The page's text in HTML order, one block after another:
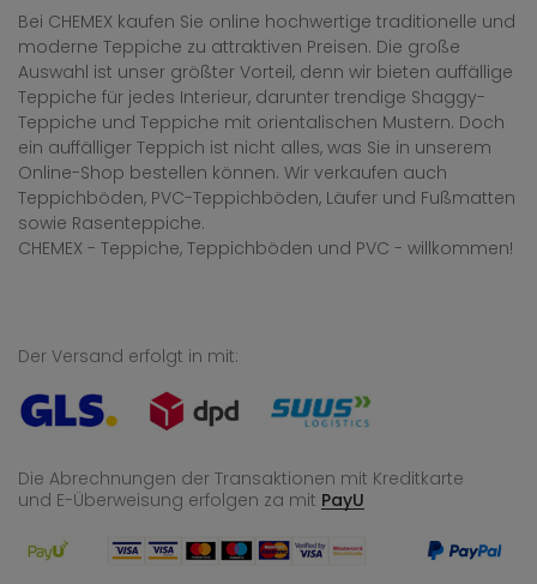
Bei CHEMEX kaufen Sie online hochwertige traditionelle und
moderne Teppiche zu attraktiven Preisen. Die große
Auswahl ist unser größter Vorteil, denn wir bieten auffällige
Teppiche für jedes Interieur, darunter trendige Shaggy-
Teppiche und Teppiche mit orientalischen Mustern. Doch
ein auffälliger Teppich ist nicht alles, was Sie in unserem
Online-Shop bestellen können. Wir verkaufen auch
Teppichböden, PVC-Teppichböden, Läufer und Fußmatten
sowie Rasenteppiche.
CHEMEX - Teppiche, Teppichböden und PVC - willkommen!
Der Versand erfolgt in mit:
Die Abrechnungen der Transaktionen mit Kreditkarte
und E-Überweisung erfolgen za mit PayU